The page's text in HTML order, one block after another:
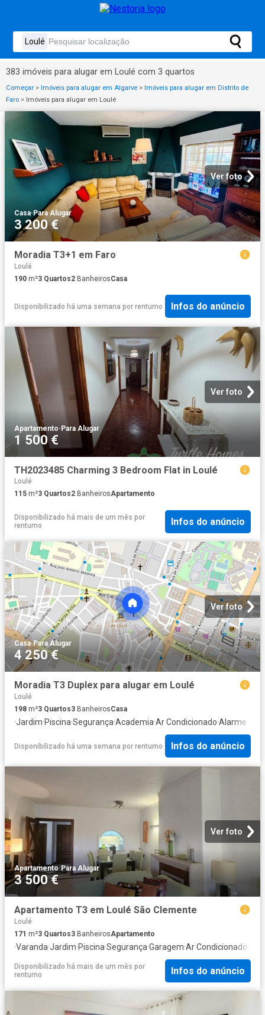
383 imóveis para alugar em Loulé com 3 quartos
Começar > Imóveis para alugar em Algarve > Imóveis para alugar em Distrito de
Faro > Imóveis para alugar em Loulé
Ver foto
Casa· Para Alugar
3 200 €
Moradia T3+1 em Faro
Loulé
190 m²3 Quartos2 BanheirosCasa
Disponibilizado há uma semana por rentumo Infos do anúncio
Ver foto
Apartamento·Para Alugar
1 500 €
TH2023485 Charming 3 Bedroom Flat in Loulé
Loulé
115 m²3 Quartos2 BanheirosApartamento
Disponibilizado há mais de um mês por
rentumo
Infos do anúncio
Ver foto
Casa·Para Alugar
4 250 €
Moradia T3 Duplex para alugar em Loulé
Loulé
198 m²3 Quartos3 BanheirosCasa
·Jardim·Piscina·Segurança·Academia·Ar Condicionado·Alarme
Disponibilizado há uma semana por rentumo Infos do anúncio
Ver foto
Apartamento·Para Alugar
3 500 €
Apartamento T3 em Loulé São Clemente
Loulé
171 m²3 Quartos3 BanheirosApartamento
·Varanda·Jardim·Piscina·Segurança·Garagem·Ar Condicionado
Disponibilizado há mais de um mês por
rentumo
Infos do anúncio